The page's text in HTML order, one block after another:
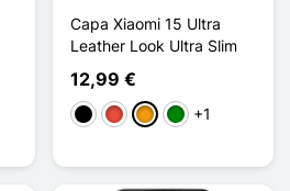
Capa Xiaomi 15 Ultra
Leather Look Ultra Slim
12,99 €
PretoVermelho
LaranjaVerde
+1